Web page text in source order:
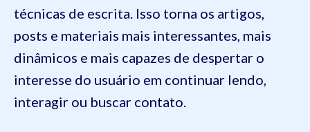
técnicas de escrita. Isso torna os artigos,
posts e materiais mais interessantes, mais
dinâmicos e mais capazes de despertar o
interesse do usuário em continuar lendo,
interagir ou buscar contato.